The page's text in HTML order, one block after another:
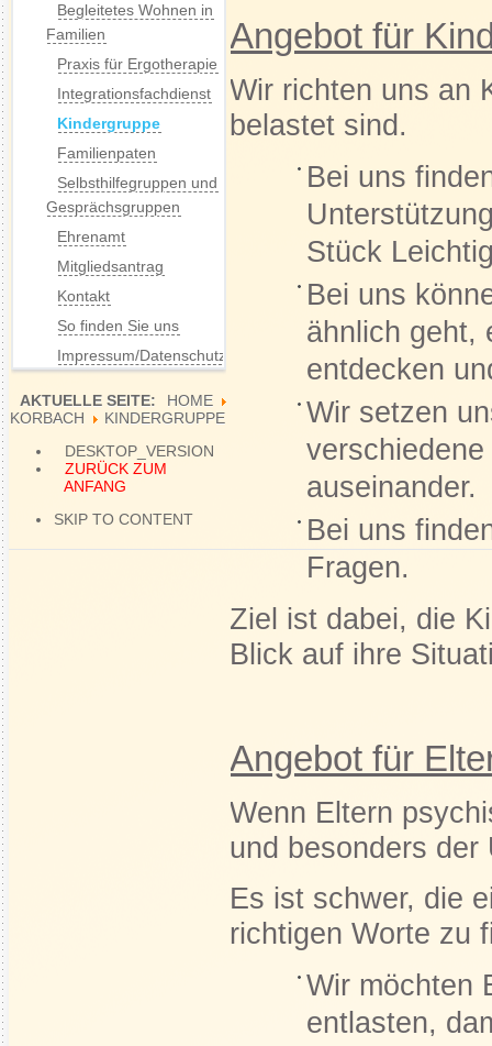
Angebot für
Wir richten uns an
belastet sind.
Bei uns
Stück
Bei uns
ähnlich geht,
entdecken
Wir setzen
auseinander.
Bei uns
Fragen.
Ziel ist dabei, die
Blick auf ihre
Angebot für
Wenn Eltern
und besonders
Es ist schwer, die
richtigen Worte zu
Wir möchten
entlasten,
Begleitetes Wohnen in
Familien
Praxis für Ergotherapie
Integrationsfachdienst
Kindergruppe
Familienpaten
Selbsthilfegruppen und
Gesprächsgruppen
Ehrenamt
Mitgliedsantrag
Kontakt
So finden Sie uns
Impressum/Datenschutz
AKTUELLE SEITE:
HOME
KORBACH
KINDERGRUPPE
DESKTOP_VERSION
ZURÜCK ZUM
ANFANG
SKIP TO CONTENT